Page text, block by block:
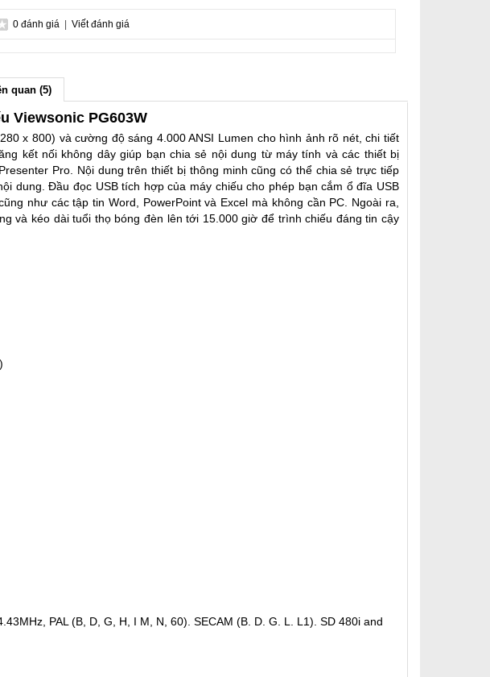
0 đánh giá| Viết đánh giá
quan (5)
Viewsonic PG603W
x 800) và cường độ sáng 4.000 ANSI Lumen cho hình ảnh rõ nét, chi tiết
kết nối không dây giúp bạn chia sẻ nội dung từ máy tính và các thiết bị
Pro. Nội dung trên thiết bị thông minh cũng có thể chia sẻ trực tiếp
dung. Đầu đọc USB tích hợp của máy chiếu cho phép bạn cắm ổ đĩa USB
như các tập tin Word, PowerPoint và Excel mà không cần PC. Ngoài ra,
và kéo dài tuổi thọ bóng đèn lên tới 15.000 giờ để trình chiếu đáng tin cậy
PAL (B, D, G, H, I M, N, 60). SECAM (B. D. G. L. L1). SD 480i and